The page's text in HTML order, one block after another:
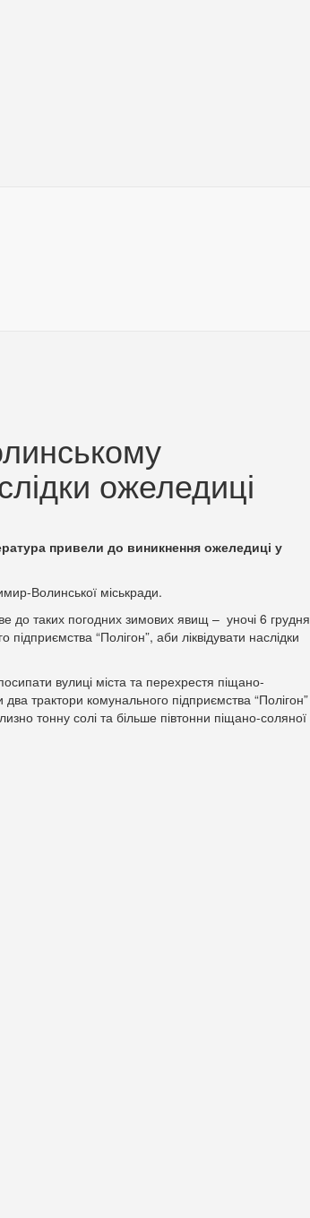
ожеледиці
привели до виникнення ожеледиці у
Волинської міськради.
до таких погодних зимових явищ – уночі 6 грудня
“Полігон”, аби ліквідувати наслідки
вулиці міста та перехрестя піщано-
трактори комунального підприємства “Полігон”
тонну солі та більше півтонни піщано-соляної